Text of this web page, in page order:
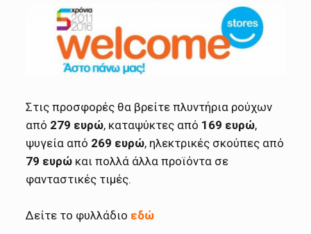
Στις προσφορές θα βρείτε πλυντήρια ρούχων
από 279 ευρώ, καταψύκτες από 169 ευρώ,
ψυγεία από 269 ευρώ, ηλεκτρικές σκούπες από
79 ευρώ και πολλά άλλα προϊόντα σε
φανταστικές τιμές.
Δείτε το φυλλάδιο εδώ